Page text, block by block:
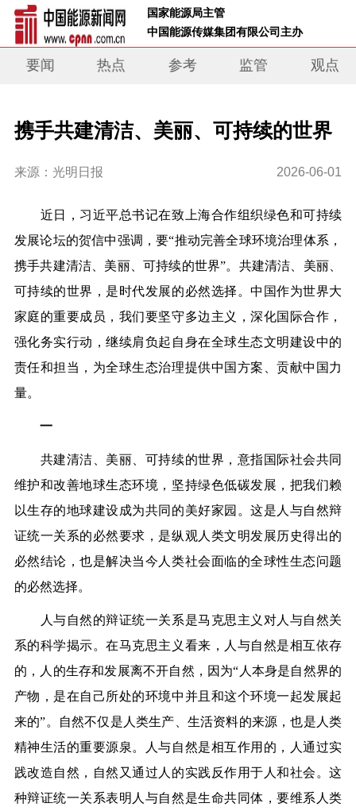
国家能源局主管
中国能源传媒集团有限公司主办
要闻 热点 参考 监管 观点
携手共建清洁、美丽、可持续的世界
来源：光明日报 2026-06-01
近日，习近平总书记在致上海合作组织绿色和可持续
发展论坛的贺信中强调，要“推动完善全球环境治理体系，
携手共建清洁、美丽、可持续的世界”。共建清洁、美丽、
可持续的世界，是时代发展的必然选择。中国作为世界大
家庭的重要成员，我们要坚守多边主义，深化国际合作，
强化务实行动，继续肩负起自身在全球生态文明建设中的
责任和担当，为全球生态治理提供中国方案、贡献中国力
量。
一
共建清洁、美丽、可持续的世界，意指国际社会共同
维护和改善地球生态环境，坚持绿色低碳发展，把我们赖
以生存的地球建设成为共同的美好家园。这是人与自然辩
证统一关系的必然要求，是纵观人类文明发展历史得出的
必然结论，也是解决当今人类社会面临的全球性生态问题
的必然选择。
人与自然的辩证统一关系是马克思主义对人与自然关
系的科学揭示。在马克思主义看来，人与自然是相互依存
的，人的生存和发展离不开自然，因为“人本身是自然界的
产物，是在自己所处的环境中并且和这个环境一起发展起
来的”。自然不仅是人类生产、生活资料的来源，也是人类
精神生活的重要源泉。人与自然是相互作用的，人通过实
践改造自然，自然又通过人的实践反作用于人和社会。这
种辩证统一关系表明人与自然是生命共同体，要维系人类